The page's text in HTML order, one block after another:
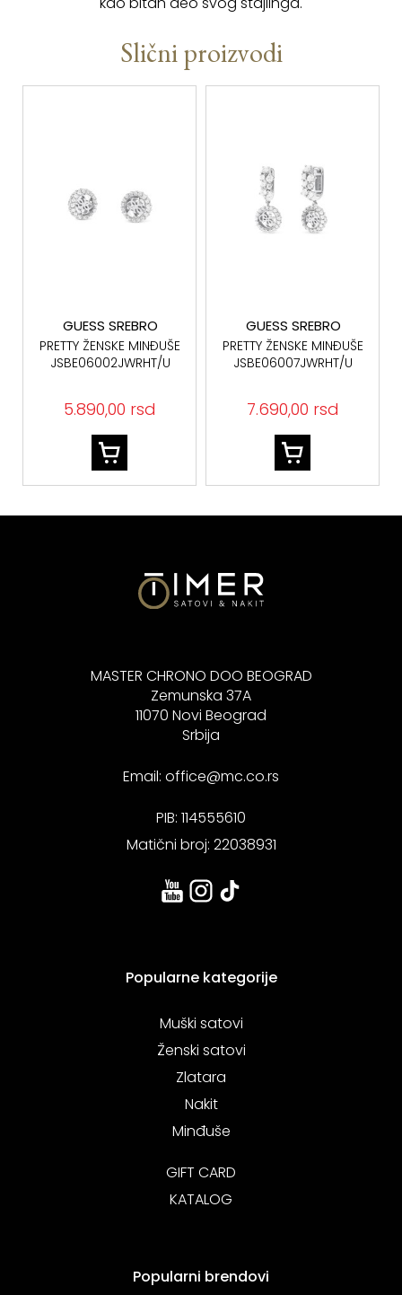
Slični proizvodi
GUESS SREBRO
PRETTY ŽENSKE MINĐUŠE
JSBE06002JWRHT/U
5.890,00 rsd
GUESS SREBRO
PRETTY ŽENSKE MINĐUŠE
JSBE06007JWRHT/U
7.690,00 rsd
MASTER CHRONO DOO BEOGRAD
Zemunska 37A
11070 Novi Beograd
Srbija
Email: office@mc.co.rs
PIB: 114555610
Matični broj: 22038931
Popularne kategorije
Muški satovi
Ženski satovi
Zlatara
Nakit
Minđuše
GIFT CARD
KATALOG
Popularni brendovi